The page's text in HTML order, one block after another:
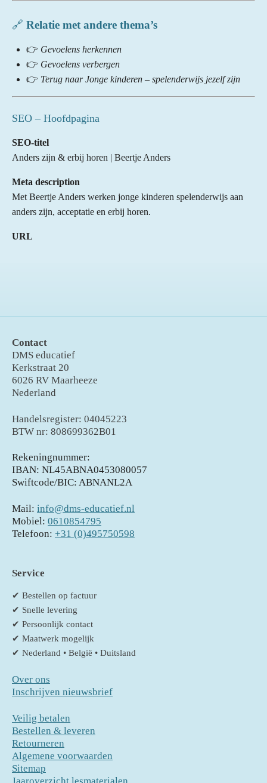
🔗 Relatie met andere thema’s
👉 Gevoelens herkennen
👉 Gevoelens verbergen
👉 Terug naar Jonge kinderen – spelenderwijs jezelf zijn
SEO – Hoofdpagina
SEO-titel
Anders zijn & erbij horen | Beertje Anders
Meta description
Met Beertje Anders werken jonge kinderen spelenderwijs aan
anders zijn, acceptatie en erbij horen.
URL
Contact
DMS educatief
Kerkstraat 20
6026 RV Maarheeze
Nederland
Handelsregister: 04045223
BTW nr: 808699362B01
Rekeningnummer:
IBAN: NL45ABNA0453080057
Swiftcode/BIC: ABNANL2A
Mail: info@dms-educatief.nl
Mobiel: 0610854795
Telefoon: +31 (0)495750598
Service
✔ Bestellen op factuur
✔ Snelle levering
✔ Persoonlijk contact
✔ Maatwerk mogelijk
✔ Nederland • België • Duitsland
Over ons
Inschrijven nieuwsbrief
Veilig betalen
Bestellen & leveren
Retourneren
Algemene voorwaarden
Sitemap
Jaaroverzicht lesmaterialen